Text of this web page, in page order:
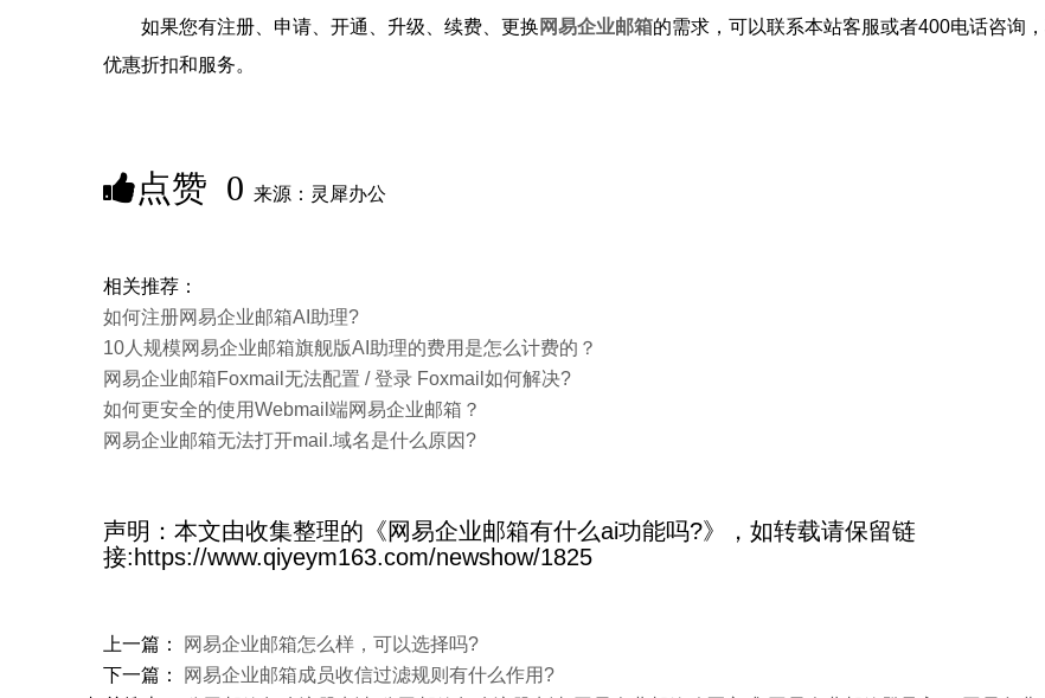
如果您有注册、申请、开通、升级、续费、更换 网易企业邮箱的需求，可以联系本站客服或者400电话咨询
优惠折扣和服务。
点赞 0 来源：灵犀办公
相关推荐：
如何注册网易企业邮箱AI助理?
10人规模网易企业邮箱旗舰版AI助理的费用是怎么计费的？
网易企业邮箱Foxmail无法配置 / 登录 Foxmail如何解决?
如何更安全的使用Webmail端网易企业邮箱？
网易企业邮箱无法打开mail.域名是什么原因?
声明：本文由收集整理的《网易企业邮箱有什么ai功能吗?》，如转载请保留链
接:https://www.qiyeym163.com/newshow/1825
上一篇：
​网易企业邮箱怎么样，可以选择吗?
下一篇：
网易企业邮箱成员收信过滤规则有什么作用?